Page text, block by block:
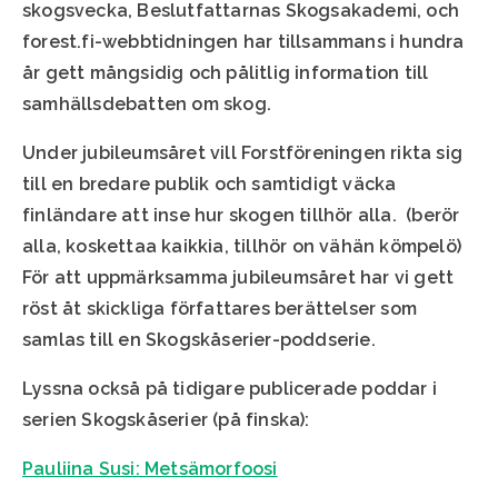
skogsvecka, Beslutfattarnas Skogsakademi, och
forest.fi-webbtidningen har tillsammans i hundra
år gett mångsidig och pålitlig information till
samhällsdebatten om skog.
Under jubileumsåret vill Forstföreningen rikta sig
till en bredare publik och samtidigt väcka
finländare att inse hur skogen tillhör alla. (berör
alla, koskettaa kaikkia, tillhör on vähän kömpelö)
För att uppmärksamma jubileumsåret har vi gett
röst åt skickliga författares berättelser som
samlas till en Skogskåserier-poddserie.
Lyssna också på tidigare publicerade poddar i
serien Skogskåserier (på finska):
Pauliina Susi: Metsämorfoosi